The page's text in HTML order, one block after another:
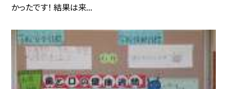
かったです！ 結果は来...